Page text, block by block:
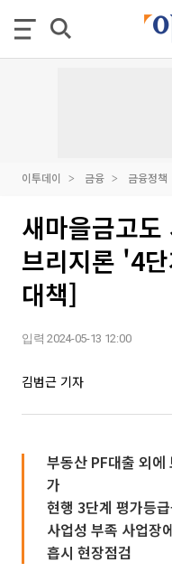
이투데이 금융 금융정책
새마을금고
브리지론 '4
대책]
입력 2024-05-13 12:00
김범근 기자
부동산 PF대출 외에
가
현행 3단계 평가등
사업성 부족 사업장
흡시 현장점검